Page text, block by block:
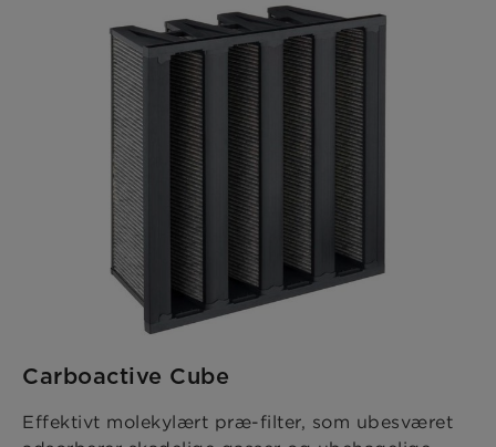
Carboactive Cube
Effektivt molekylært præ-filter, som ubesværet